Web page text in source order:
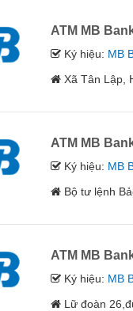
ATM MB
Ký hiệu: MB
Xã Tân Lập,
ATM MB
Ký hiệu: MB
Bộ tư lệnh
ATM MB
Ký hiệu: MB
Lữ đoàn